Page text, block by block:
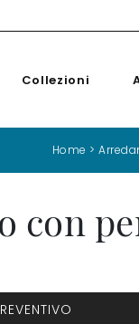
Collezioni
Home >
con